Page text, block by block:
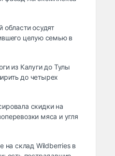
области осудят
целую семью в
из Калуги до Тулы
до четырех
скидки на
мяса и угля
на склад Wildberries в